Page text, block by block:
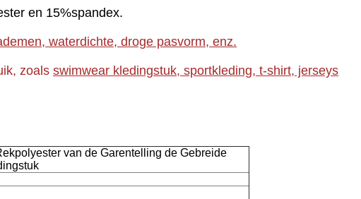
en 15%spandex.
waterdichte, droge pasvorm, enz.
zoals swimwear kledingstuk, sportkleding, t-shirt, jerseys
van de Garentelling de Gebreide